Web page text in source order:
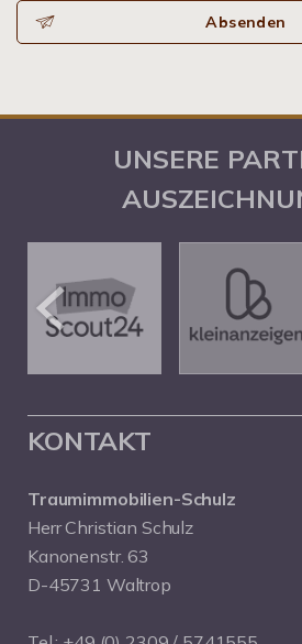
Absenden
UNSERE
KONTAKT
Traumimmobilien-Schulz
Herr Christian Schulz
Kanonenstr. 63
D-45731 Waltrop